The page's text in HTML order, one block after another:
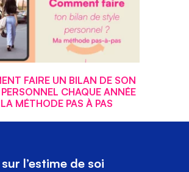
FAIRE UN BILAN DE SON
CHAQUE ANNÉE
MÉTHODE PAS À PAS
l’estime de soi